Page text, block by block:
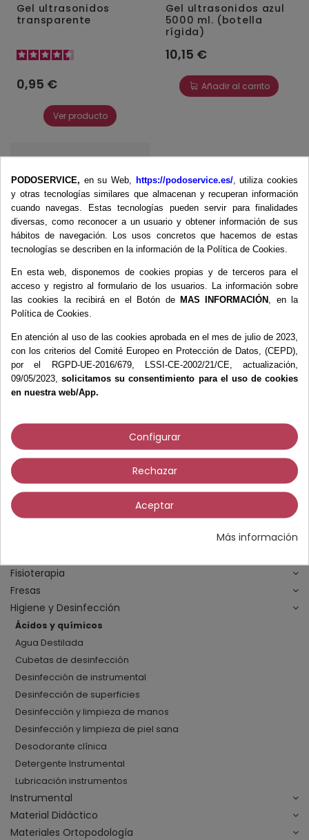
Gel ultrasonidos
transparente
0,95 €
Ver producto
Gel ultrasonidos azul
5000 ml. (botella
rígida)
10,15 €
Añadir al carrito
Pack Desinfección
Clínica
66,91 € 74,65 €
-10 %
Añadir al carrito
Productos
Cirugía
Cremas
Desechables
Equipamiento
Esterilización
Fisioterapia
Fresas
Higiene y Desinfección
Ácidos y químicos
Agua Destilada
Cubetas de desinfección
Desinfección de instrumental
Desinfección de superficies
Desinfección y limpieza de manos
Desinfección y limpieza de piel sana
Desodorante clínica
Detergente Instrumental
Lubricación instrumentos
Instrumental
Material Didáctico
Materiales Ortopodología
PODOSERVICE, en su Web, https://podoservice.es/, utiliza cookies
y otras tecnologías similares que almacenan y recuperan información
cuando navegas. Estas tecnologías pueden servir para finalidades
diversas, como reconocer a un usuario y obtener información de sus
hábitos de navegación. Los usos concretos que hacemos de estas
tecnologías se describen en la información de la Política de Cookies.
En esta web, disponemos de cookies propias y de terceros para el
acceso y registro al formulario de los usuarios. La información sobre
las cookies la recibirá en el Botón de MAS INFORMACIÓN
, en la
Política de Cookies.
En atención al uso de las cookies aprobada en el mes de julio de 2023,
con los criterios del Comité Europeo en Protección de Datos, (CEPD),
por el RGPD-UE-2016/679, LSSI-CE-2002/21/CE, actualización,
09/05/2023,solicitamos su consentimiento para el uso de cookies
en nuestra web/App.
Configurar
Rechazar
Aceptar
Más información